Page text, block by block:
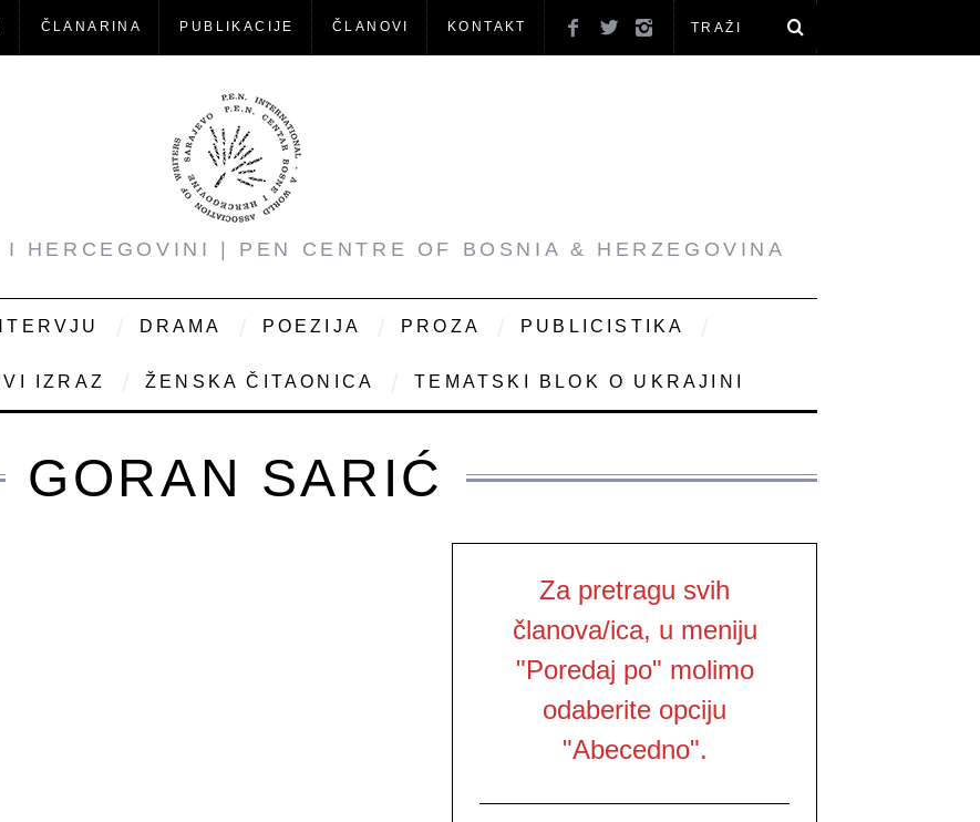
ČLANARINA PUBLIKACIJE ČLANOVI KONTAKT
HERCEGOVINI | PEN CENTRE OF BOSNIA & HERZEGOVINA
DRAMA POEZIJA PROZA PUBLICISTIKA
IZRAZ ŽENSKA ČITAONICA TEMATSKI BLOK O UKRAJINI
GORAN SARIĆ
Za pretragu svih
članova/ica, u meniju
"Poredaj po" molimo
odaberite opciju
"Abecedno".